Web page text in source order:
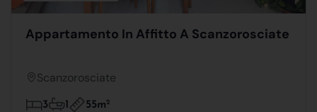
Appartamento In Affitto A Scanzorosciate
Scanzorosciate
3 1 55m2